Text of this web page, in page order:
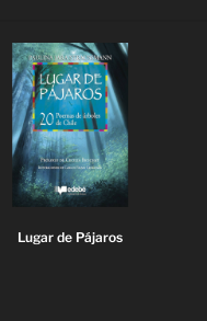
Lugar de Pájaros